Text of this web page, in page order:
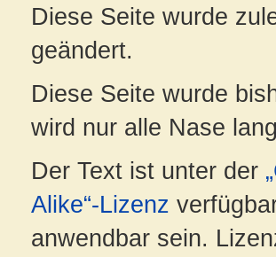
Diese Seite wurde
geändert.
Diese Seite wurde
wird nur alle Nase
Der Text ist unter der
Alike“-Lizenz
anwendbar sein.